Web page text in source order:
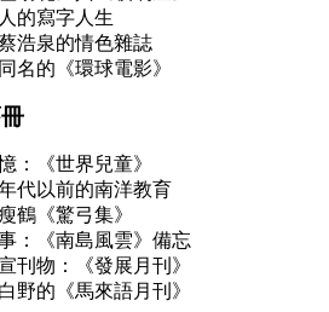
的寫字人生
浩泉的情色雜誌
名的《環球電影》
：《世界兒童》
代以前的南洋教育
鶴《驚弓集》
：《南島風雲》備忘
物：《發展月刊》
的《馬來語月刊》